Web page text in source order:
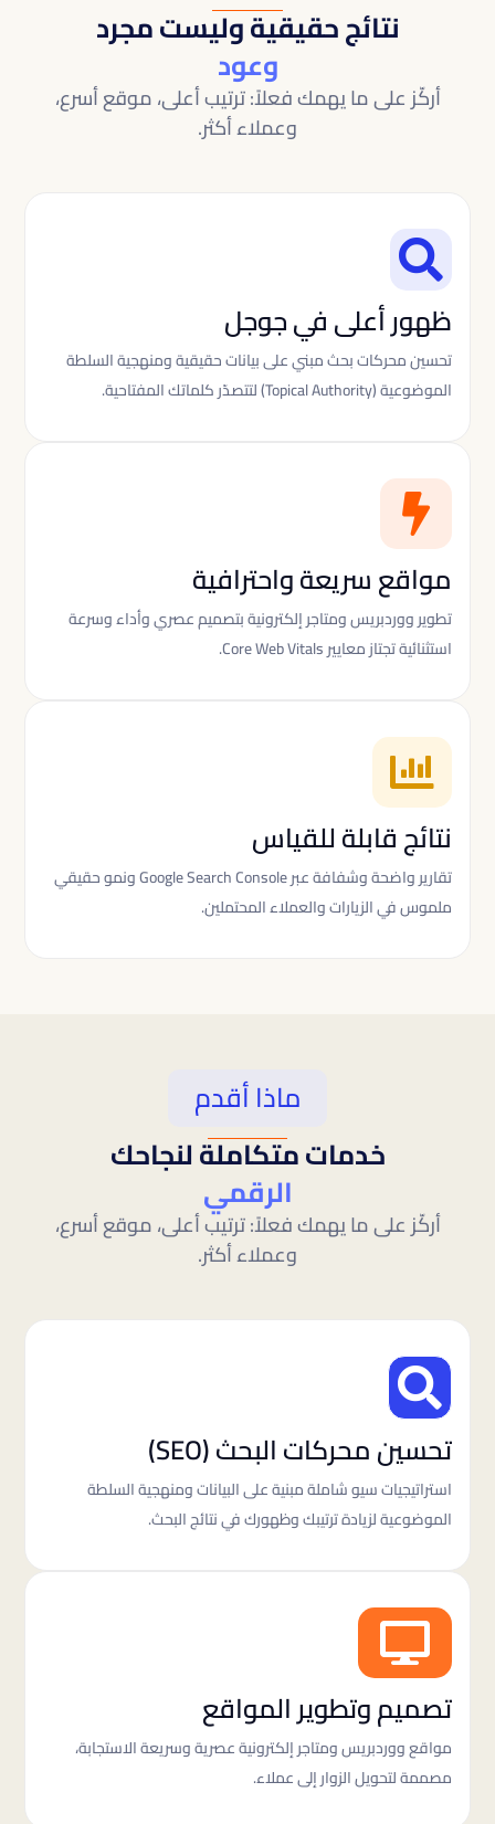
نتائج حقيقية وليست مجرد
وعود
أركّز على ما يهمك فعلاً: ترتيب أعلى، موقع أسرع،
وعملاء أكثر.

ظهور أعلى في جوجل
تحسين محركات بحث مبني على بيانات حقيقية ومنهجية السلطة
الموضوعية (Topical Authority) لتتصدّر كلماتك المفتاحية.

مواقع سريعة واحترافية
تطوير ووردبريس ومتاجر إلكترونية بتصميم عصري وأداء وسرعة
استثنائية تجتاز معايير Core Web Vitals.

نتائج قابلة للقياس
تقارير واضحة وشفافة عبر Google Search Console ونمو حقيقي
ملموس في الزيارات والعملاء المحتملين.
ماذا أقدم
خدمات متكاملة لنجاحك
الرقمي
أركّز على ما يهمك فعلاً: ترتيب أعلى، موقع أسرع،
وعملاء أكثر.

تحسين محركات البحث (SEO)
استراتيجيات سيو شاملة مبنية على البيانات ومنهجية السلطة
الموضوعية لزيادة ترتيبك وظهورك في نتائج البحث.

تصميم وتطوير المواقع
مواقع ووردبريس ومتاجر إلكترونية عصرية وسريعة الاستجابة،
مصممة لتحويل الزوار إلى عملاء.